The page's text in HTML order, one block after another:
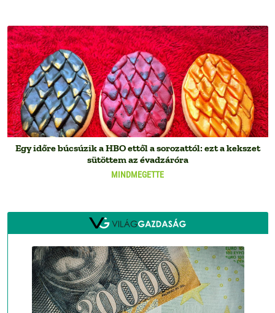
MINDMEGETTE
Egy időre búcsúzik a HBO ettől a sorozattól: ezt a kekszet
sütöttem az évadzáróra